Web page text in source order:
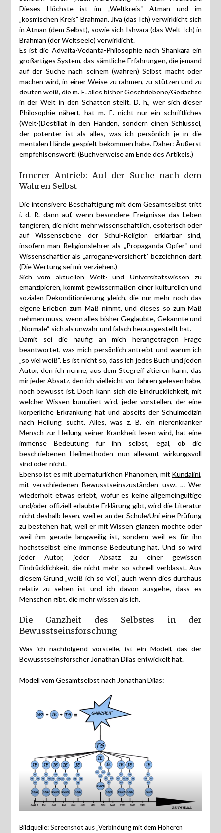
Dieses Höchste ist im „Weltkreis“ Atman und im
„kosmischen Kreis“ Brahman. Jiva (das Ich) verwirklicht sich
in Atman (dem Selbst), sowie sich Ishvara (das Welt-Ich) in
Brahman (der Weltseele) verwirklicht.
Es ist die Advaita-Vedanta-Philosophie nach Shankara ein
großartiges System, das sämtliche Erfahrungen, die jemand
auf der Suche nach seinem (wahren) Selbst macht oder
machen wird, in einer Weise zu rahmen, zu stützen und zu
deuten weiß, die m. E. alles bisher Geschriebene/Gedachte
in der Welt in den Schatten stellt. D. h., wer sich dieser
Philosophie nähert, hat m. E. nicht nur ein schriftliches
(Welt-)Destillat in den Händen, sondern einen Schlüssel,
der potenter ist als alles, was ich persönlich je in die
mentalen Hände gespielt bekommen habe. Daher: Äußerst
empfehlsenswert! (Buchverweise am Ende des Artikels.)
Innerer Antrieb: Auf der Suche nach dem
Wahren Selbst
Die intensivere Beschäftigung mit dem Gesamtselbst tritt
i. d. R. dann auf, wenn besondere Ereignisse das Leben
tangieren, die nicht mehr wissenschaftlich, esoterisch oder
auf Wissensebene der Schul-Religion erklärbar sind,
insofern man Religionslehrer als „Propaganda-Opfer“ und
Wissenschaftler als „arroganz-versichert“ bezeichnen darf.
(Die Wertung sei mir verziehen.)
Sich vom aktuellen Welt- und Universitätswissen zu
emanzipieren, kommt gewissermaßen einer kulturellen und
sozialen Dekonditionierung gleich, die nur mehr noch das
eigene Erleben zum Maß nimmt, und dieses so zum Maß
nehmen muss, wenn alles bisher Geglaubte, Gekannte und
„Normale“ sich als unwahr und falsch herausgestellt hat.
Damit sei die häufig an mich herangetragen Frage
beantwortet, was mich persönlich antreibt und warum ich
„so viel weiß“. Es ist nicht so, dass ich jedes Buch und jeden
Autor, den ich nenne, aus dem Stegreif zitieren kann, das
mir jeder Absatz, den ich vielleicht vor Jahren gelesen habe,
noch bewusst ist. Doch kann sich die Eindrücklichkeit, mit
welcher Wissen kumuliert wird, jeder vorstellen, der eine
körperliche Erkrankung hat und abseits der Schulmedizin
nach Heilung sucht. Alles, was z. B. ein nierenkranker
Mensch zur Heilung seiner Krankheit lesen wird, hat eine
immense Bedeutung für ihn selbst, egal, ob die
beschriebenen Heilmethoden nun allesamt wirkungsvoll
sind oder nicht.
Ebenso ist es mit übernatürlichen Phänomen, mit Kundalini,
mit verschiedenen Bewusstseinszuständen usw. … Wer
wiederholt etwas erlebt, wofür es keine allgemeingültige
und/oder offiziell erlaubte Erklärung gibt, wird die Literatur
nicht deshalb lesen, weil er an der Schule/Uni eine Prüfung
zu bestehen hat, weil er mit Wissen glänzen möchte oder
weil ihm gerade langweilig ist, sondern weil es für ihn
höchstselbst eine immense Bedeutung hat. Und so wird
jeder Autor, jeder Absatz zu einer gewissen
Eindrücklichkeit, die nicht mehr so schnell verblasst. Aus
diesem Grund „weiß ich so viel“, auch wenn dies durchaus
relativ zu sehen ist und ich davon ausgehe, dass es
Menschen gibt, die mehr wissen als ich.
Die Ganzheit des Selbstes in der
Bewusstseinsforschung
Was ich nachfolgend vorstelle, ist ein Modell, das der
Bewusstseinsforscher Jonathan Dilas entwickelt hat.
Modell vom Gesamtselbst nach Jonathan Dilas:
Bildquelle: Screenshot aus „Verbindung mit dem Höheren